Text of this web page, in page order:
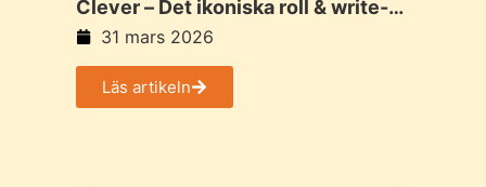
Clever – Det ikoniska roll & write-
spelet med mer att tänka på
31 mars 2026
Läs artikeln